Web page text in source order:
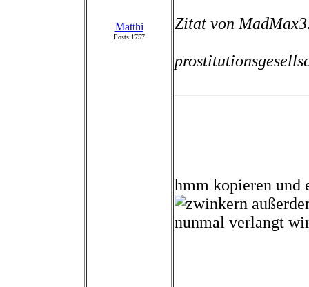
Matthi
Posts:1757
Zitat von
hmm kopieren und
nunmal verlangt